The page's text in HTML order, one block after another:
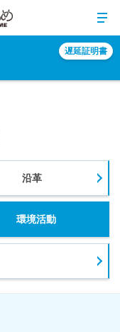
遅延証明書
沿革
環境活動